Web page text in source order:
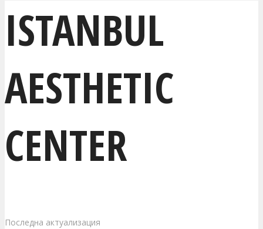
ISTANBUL
AESTHETIC
CENTER
Последна актуализация